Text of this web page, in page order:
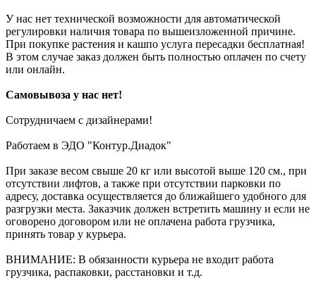
У нас нет технической возможности для автоматической
регулировки наличия товара по вышеизложенной причине.
При покупке растения и кашпо услуга пересадки бесплатная!
В этом случае заказ должен быть полностью оплачен по счету
или онлайн.
Самовывоза у нас нет!
Сотрудничаем с дизайнерами!
Работаем в ЭДО "Контур.Диадок"
При заказе весом свыше 20 кг или высотой выше 120 см., при
отсутствии лифтов, а также при отсутствии парковки по
адресу, доставка осуществляется до ближайшего удобного для
разгрузки места. Заказчик должен встретить машину и если не
оговорено договором или не оплачена работа грузчика,
принять товар у курьера.
ВНИМАНИЕ: В обязанности курьера не входит работа
грузчика, распаковки, расстановки и т.д.